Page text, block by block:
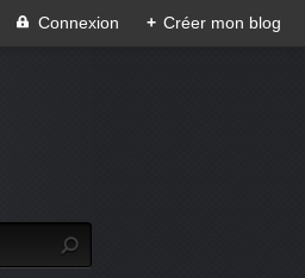
Connexion + Créer mon blog